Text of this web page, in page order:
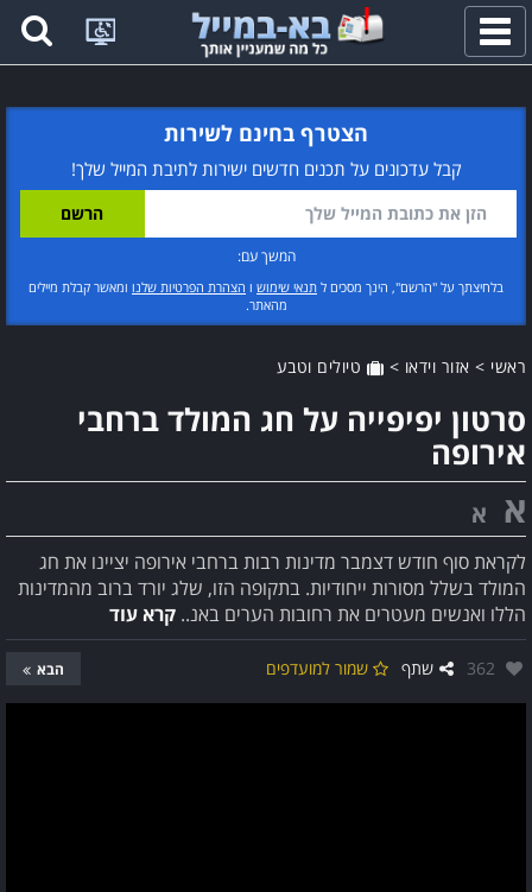
פתח
תפריט
הצטרף בחינם לשירות
קבל עדכונים על תכנים חדשים ישירות לתיבת המייל שלך!
המשך עם:
בלחיצתך על "הרשם", הינך מסכים ל תנאי שימוש ו הצהרת הפרטיות שלנו ומאשר קבלת מיילים
מהאתר.
ראשי > אזור וידאו > טיולים וטבע
סרטון יפיפייה על חג המולד ברחבי
אירופה
א א
לקראת סוף חודש דצמבר מדינות רבות ברחבי אירופה יציינו את חג
המולד בשלל מסורות ייחודיות. בתקופה הזו, שלג יורד ברוב מהמדינות
הללו ואנשים מעטרים את רחובות הערים באנ.. קרא עוד
אהבו:
362 שתף שמור למועדפים הבא